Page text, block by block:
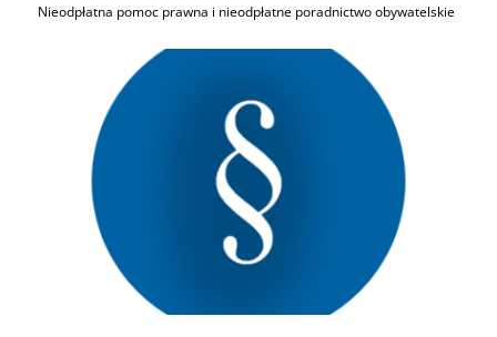
Nieodpłatna pomoc prawna i nieodpłatne poradnictwo obywatelskie